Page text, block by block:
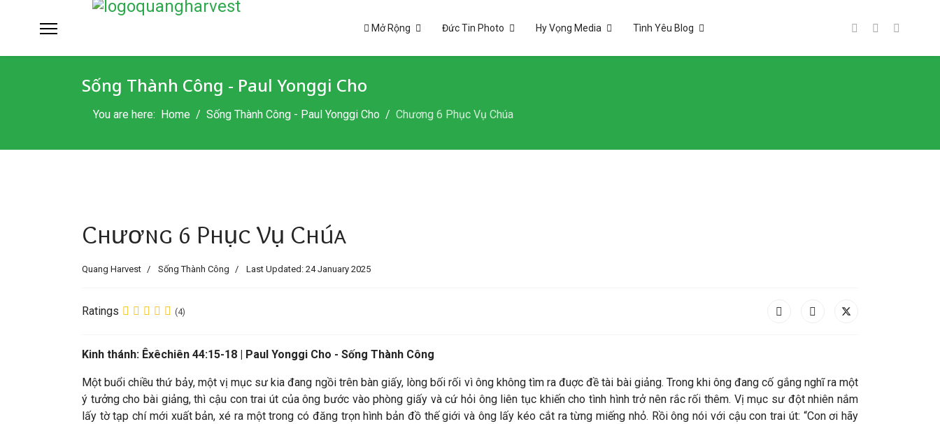
Mở Rộng Đức Tin Photo Hy Vọng Media Tình Yêu Blog
Sống Thành Công - Paul Yonggi Cho
You are here: Home Sống Thành Công - Paul Yonggi Cho Chương 6 Phục Vụ Chúa
Chương 6 Phục Vụ Chúa
Quang Harvest Sống Thành Công Last Updated: 24 January 2025
Ratings (4)
Kinh thánh: Êxêchiên 44:15-18 | Paul Yonggi Cho - Sống Thành Công
Một buổi chiều thứ bảy, một vị mục sư kia đang ngồi trên bàn giấy, lòng bối rối vì ông không tìm ra đuợc đề tài bài giảng. Trong khi ông đang cố gắng nghĩ ra một
ý tưởng cho bài giảng, thì cậu con trai út của ông bước vào phòng giấy và cứ hỏi ông liên tục khiến cho tình hình trở nên rắc rối thêm. Vị mục sư đột nhiên nắm
lấy tờ tạp chí mới xuất bản, xé ra một trong có đăng trọn hình bản đồ thế giới và ông lấy kéo cắt ra từng miếng nhỏ. Rồi ông nói với cậu con trai út: “Con ơi hãy